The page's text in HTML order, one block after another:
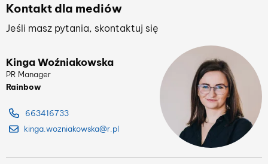
Kontakt dla mediów
Jeśli masz pytania, skontaktuj się
Kinga Woźniakowska
PR Manager
Rainbow
663416733
kinga.wozniakowska@r.pl